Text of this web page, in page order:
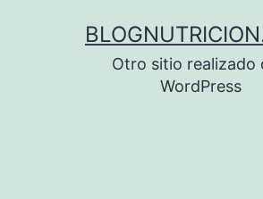
Otro sitio realizado
WordPress